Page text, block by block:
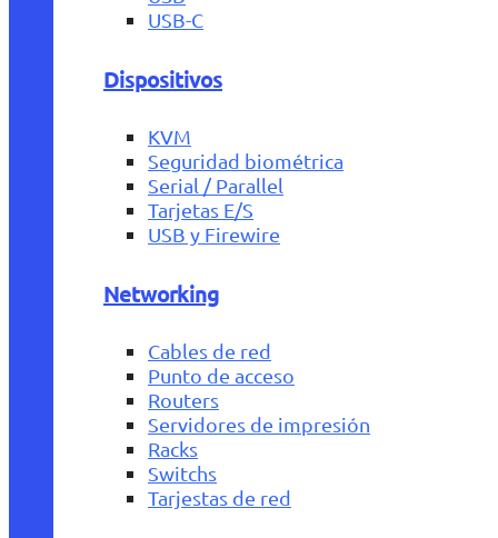
USB-C
Dispositivos
KVM
Seguridad biométrica
Serial / Parallel
Tarjetas E/S
USB y Firewire
Networking
Cables de red
Punto de acceso
Routers
Servidores de impresión
Racks
Switchs
Tarjestas de red